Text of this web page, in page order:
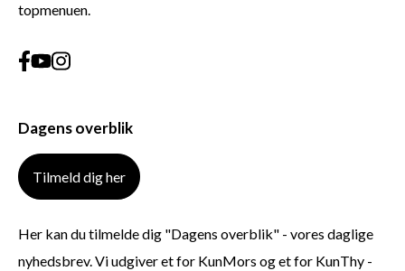
topmenuen.
Dagens overblik
Tilmeld dig her
Her kan du tilmelde dig "Dagens overblik" - vores daglige
nyhedsbrev. Vi udgiver et for KunMors og et for KunThy -